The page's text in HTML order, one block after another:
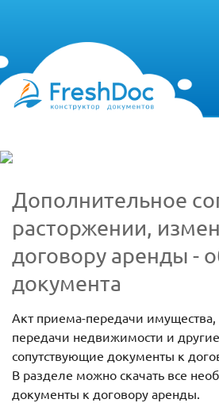
Дополнительное
расторжении,
договору аренды -
документа
Акт приема-передачи имущества,
передачи недвижимости и другие
сопутствующие документы к
В разделе можно скачать все
документы к договору аренды.